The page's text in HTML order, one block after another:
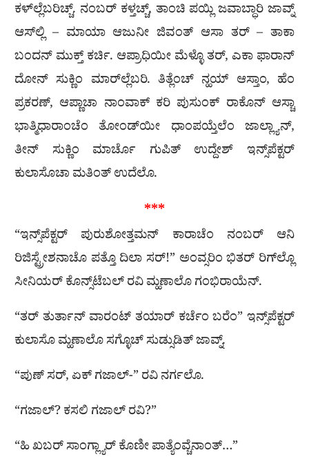
ಕಳ್‌ಲ್ಲೆಬರಿಚ್ಚ್. ನಂಬರ್ ಕಳ್ತಚ್ಚ್, ತಾಂಚಿ ಪಯ್ಲಿ ಜವಾಬ್ಧಾರಿ ಜಾವ್ನ್
ಆಸ್‌ಲ್ಲಿ – ಮಾಯಾ ಆಜುನೀ ಜಿವಂತ್ ಆಸಾ ತರ್ – ತಾಕಾ
ಬಂದನ್ ಮುಕ್ತ್ ಕರ್ಚಿ. ಆಪ್ರಾಧಿಯೀ ಮೆಳ್ಳೊ ತರ್, ಎಕಾ ಫಾರಾನ್
ದೋನ್ ಸುಕ್ಣಿಂ ಮಾರ್‌ಲ್ಲೆಬರಿ. ತಿತ್ಲೆಂಚ್ ನ್ಹಯ್ ಆಸ್ತಾಂ, ಹೆಂ
ಪ್ರಕರಣ್, ಆಪ್ಣಾಚಾ ನಾಂವಾಕ್‌ ಕರಿ ಪುಸುಂಕ್‌ ರಾಕೊನ್‌ ಆಸ್ಚಾ
ಭಾತ್ಮಿಧಾರಾಂಚೆಂ ತೋಂಡ್‌ಯೀ ಧಾಂಪಯ್ತೆಲೆಂ ಜಾಲ್ಲ್ಯಾನ್,
ತೀನ್ ಸುಕ್ಣಿಂ ಮಾರ್ಚೊ ಗುಪಿತ್ ಉದ್ದೇಶ್ ಇನ್ಸ್‌ಪೆಕ್ಟರ್
ಕುಲಾಸೊಚಾ ಮತಿಂತ್ ಉದೆಲೊ.
***
“ಇನ್ಸ್‌ಪೆಕ್ಟರ್ ಪುರುಶೋತ್ತಮನ್ ಕಾರಾಚೆಂ ನಂಬರ್ ಆನಿ
ರಿಜಿಸ್ಟ್ರೇಶನಾಚೊ ಪತ್ತೊ ದಿಲಾ ಸರ್!” ಅಂವ್ಸರಿಂ ಭಿತರ್ ರಿಗ್‌ಲ್ಲೊ
ಸೀನಿಯರ್ ಕೊನ್ಸ್‌ಟೆಬಲ್ ರವಿ ಮ್ಹಣಾಲೊ ಗಂಭಿರಾಯೆನ್.
“ತರ್ ತುರ್ತಾನ್ ವಾರಂಟ್ ತಯಾರ್ ಕರ್ಚೆಂ ಬರೆಂ” ಇನ್ಸ್‌ಪೆಕ್ಟರ್
ಕುಲಾಸೊ ಮ್ಹಣಾಲೊ ಸಗ್ಳೊಚ್ ಸುಡ್ಸುಡಿತ್ ಜಾವ್ನ್.
“ಪುಣ್ ಸರ್, ಏಕ್ ಗಜಾಲ್-” ರವಿ ನರ್ಗಲೊ.
“ಗಜಾಲ್? ಕಸಲಿ ಗಜಾಲ್ ರವಿ?”
“ಹಿ ಖಬರ್ ಸಾಂಗ್ಲ್ಯಾರ್ ಕೊಣೀ ಪಾತ್ಯೆಂವ್ಚೆನಾಂತ್…”